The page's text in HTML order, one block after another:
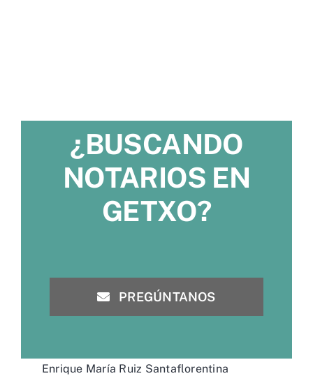
¿BUSCANDO
NOTARIOS EN
GETXO?
PREGÚNTANOS
Enrique María Ruiz Santaflorentina